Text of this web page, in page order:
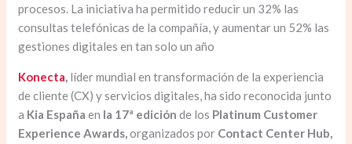
procesos. La iniciativa ha permitido reducir un 32% las
consultas telefónicas de la compañía, y aumentar un 52% las
gestiones digitales en tan solo un año
Konecta, líder mundial en transformación de la experiencia
de cliente (CX) y servicios digitales, ha sido reconocida junto
a Kia España en la 17ª edición de los Platinum Customer
Experience Awards,organizados por Contact Center Hub,